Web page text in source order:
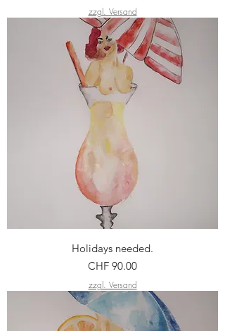
zzgl. Versand
Holidays needed.
Preis
CHF 90.00
zzgl. Versand